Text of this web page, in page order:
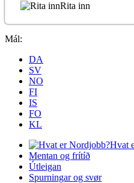
Rita inn
Mál:
DA
SV
NO
FI
IS
FO
KL
Hvat
Mentan og frítíð
Útleigan
Spurningar og svør